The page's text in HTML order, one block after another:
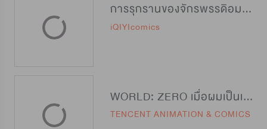
การรุกรานของจักรพรรดิอมตะ
iQIYIcomics
WORLD: ZERO เมื่อผมเป็นเทพีนักรบ
TENCENT ANIMATION & COMICS